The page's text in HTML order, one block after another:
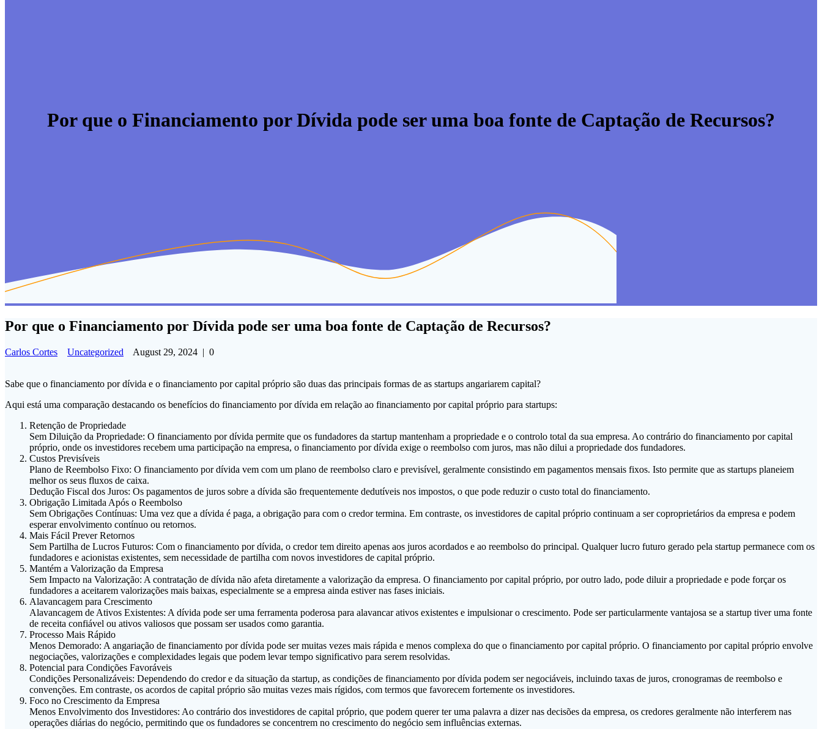
Por que o Financiamento por Dívida pode ser uma boa fonte de Captação de Recursos?
Por que o Financiamento por Dívida pode ser uma boa fonte de Captação de Recursos?
Carlos Cortes Uncategorized August 29, 2024 | 0
Sabe que o financiamento por dívida e o financiamento por capital próprio são duas das principais formas de as startups angariarem capital?
Aqui está uma comparação destacando os benefícios do financiamento por dívida em relação ao financiamento por capital próprio para startups:
Retenção de Propriedade
Sem Diluição da Propriedade: O financiamento por dívida permite que os fundadores da startup mantenham a propriedade e o controlo total da sua empresa. Ao contrário do financiamento por capital
próprio, onde os investidores recebem uma participação na empresa, o financiamento por dívida exige o reembolso com juros, mas não dilui a propriedade dos fundadores.
Custos Previsíveis
Plano de Reembolso Fixo: O financiamento por dívida vem com um plano de reembolso claro e previsível, geralmente consistindo em pagamentos mensais fixos. Isto permite que as startups planeiem
melhor os seus fluxos de caixa.
Dedução Fiscal dos Juros: Os pagamentos de juros sobre a dívida são frequentemente dedutíveis nos impostos, o que pode reduzir o custo total do financiamento.
Obrigação Limitada Após o Reembolso
Sem Obrigações Contínuas: Uma vez que a dívida é paga, a obrigação para com o credor termina. Em contraste, os investidores de capital próprio continuam a ser coproprietários da empresa e podem
esperar envolvimento contínuo ou retornos.
Mais Fácil Prever Retornos
Sem Partilha de Lucros Futuros: Com o financiamento por dívida, o credor tem direito apenas aos juros acordados e ao reembolso do principal. Qualquer lucro futuro gerado pela startup permanece com os
fundadores e acionistas existentes, sem necessidade de partilha com novos investidores de capital próprio.
Mantém a Valorização da Empresa
Sem Impacto na Valorização: A contratação de dívida não afeta diretamente a valorização da empresa. O financiamento por capital próprio, por outro lado, pode diluir a propriedade e pode forçar os
fundadores a aceitarem valorizações mais baixas, especialmente se a empresa ainda estiver nas fases iniciais.
Alavancagem para Crescimento
Alavancagem de Ativos Existentes: A dívida pode ser uma ferramenta poderosa para alavancar ativos existentes e impulsionar o crescimento. Pode ser particularmente vantajosa se a startup tiver uma fonte
de receita confiável ou ativos valiosos que possam ser usados como garantia.
Processo Mais Rápido
Menos Demorado: A angariação de financiamento por dívida pode ser muitas vezes mais rápida e menos complexa do que o financiamento por capital próprio. O financiamento por capital próprio envolve
negociações, valorizações e complexidades legais que podem levar tempo significativo para serem resolvidas.
Potencial para Condições Favoráveis
Condições Personalizáveis: Dependendo do credor e da situação da startup, as condições de financiamento por dívida podem ser negociáveis, incluindo taxas de juros, cronogramas de reembolso e
convenções. Em contraste, os acordos de capital próprio são muitas vezes mais rígidos, com termos que favorecem fortemente os investidores.
Foco no Crescimento da Empresa
Menos Envolvimento dos Investidores: Ao contrário dos investidores de capital próprio, que podem querer ter uma palavra a dizer nas decisões da empresa, os credores geralmente não interferem nas
operações diárias do negócio, permitindo que os fundadores se concentrem no crescimento do negócio sem influências externas.